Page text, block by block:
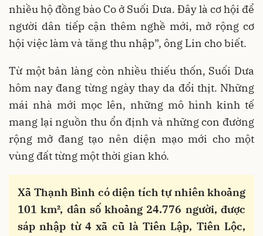
nhiều hộ đồng bào Co ở Suối Dưa. Đây là cơ hội để
người dân tiếp cận thêm nghề mới, mở rộng cơ
hội việc làm và tăng thu nhập”, ông Lin cho biết.
Từ một bản làng còn nhiều thiếu thốn, Suối Dưa
hôm nay đang từng ngày thay da đổi thịt. Những
mái nhà mới mọc lên, những mô hình kinh tế
mang lại nguồn thu ổn định và những con đường
rộng mở đang tạo nên diện mạo mới cho một
vùng đất từng một thời gian khó.
Xã Thạnh Bình có diện tích tự nhiên khoảng
101 km², dân số khoảng 24.776 người, được
sáp nhập từ 4 xã cũ là Tiên Lập, Tiên Lộc,